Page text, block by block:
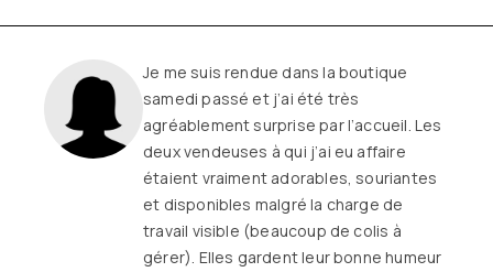
Je me suis rendue dans la boutique
samedi passé et j’ai été très
agréablement surprise par l’accueil. Les
deux vendeuses à qui j’ai eu affaire
étaient vraiment adorables, souriantes
et disponibles malgré la charge de
travail visible (beaucoup de colis à
gérer). Elles gardent leur bonne humeur